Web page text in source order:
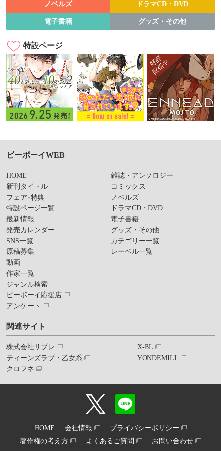
ノベルズ ドラマCD・DVD
電子書籍 グッズ・その他
特設ページ
ビーボーイWEB
HOME
新刊タイトル
フェア･特典
特設ページ一覧
最新情報
発売カレンダー
SNS一覧
原稿募集
動画
作家一覧
ジャンル検索
ビーボーイ応援店
アンケート
雑誌・アンソロジー
コミックス
ノベルズ
ドラマCD・DVD
電子書籍
グッズ・その他
カテゴリー一覧
レーベル一覧
関連サイト
株式会社リブレ
ティーンズラブ・乙女系
クロフネ
X-BL
YONDEMILL
HOME 会社情報
プライバシーポリシー
著作権の考え方
よくあるご質問 お問い合わせ